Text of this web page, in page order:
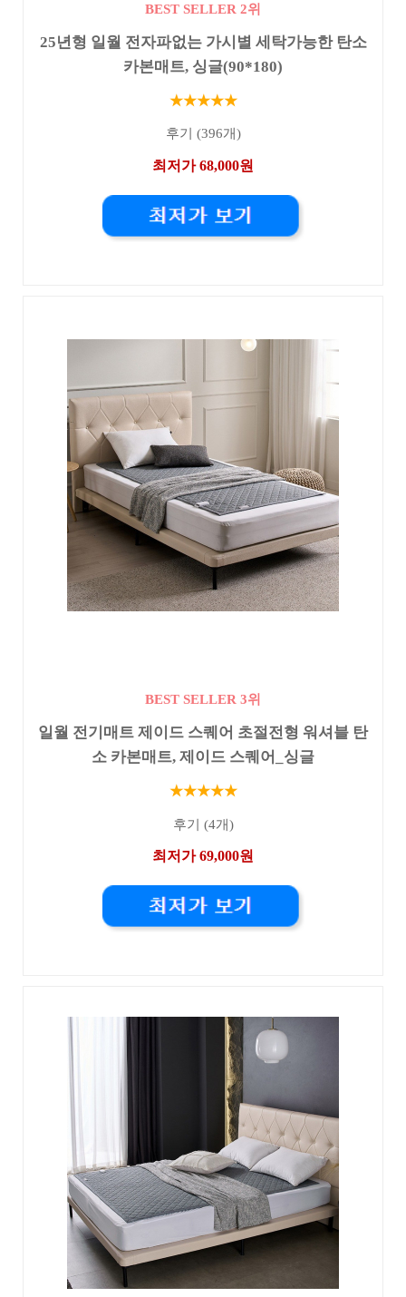
BEST SELLER 2위
25년형 일월 전자파없는 가시별 세탁가능한 탄소
카본매트, 싱글(90*180)
★★★★★
후기 (396개)
최저가 68,000원
BEST SELLER 3위
일월 전기매트 제이드 스퀘어 초절전형 워셔블 탄
소 카본매트, 제이드 스퀘어_싱글
★★★★★
후기 (4개)
최저가 69,000원